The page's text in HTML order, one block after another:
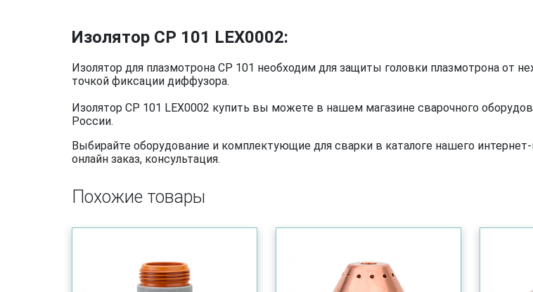
Изолятор CP 101 LEX0002:
Изолятор для плазмотрона CP 101 необходим для защиты головки плазмотрона от
точкой фиксации диффузора.
Изолятор CP 101 LEX0002 купить вы можете в нашем магазине сварочного
России.
Выбирайте оборудование и комплектующие для сварки в каталоге нашего
онлайн заказ, консультация.
Похожие товары